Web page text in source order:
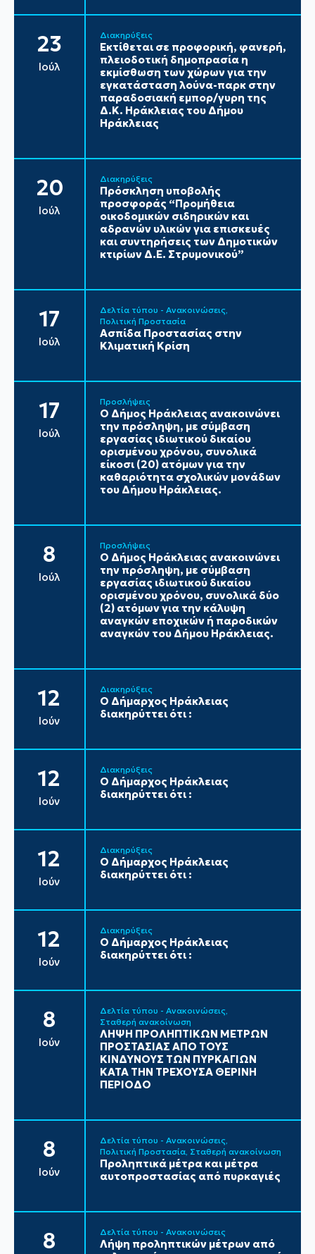
23
Ιούλ
Διακηρύξεις
Εκτίθεται σε προφορική, φανερή,
πλειοδοτική δημοπρασία η
εκμίσθωση των χώρων για την
εγκατάσταση λούνα-παρκ στην
παραδοσιακή εμπορ/γυρη της
Δ.Κ. Ηράκλειας του Δήμου
Ηράκλειας
20
Ιούλ
Διακηρύξεις
Πρόσκληση υποβολής
προσφοράς “Προμήθεια
οικοδομικών σιδηρικών και
αδρανών υλικών για επισκευές
και συντηρήσεις των Δημοτικών
κτιρίων Δ.Ε. Στρυμονικού”
17
Ιούλ
Δελτία τύπου - Ανακοινώσεις
Πολιτική Προστασία
Ασπίδα Προστασίας στην
Κλιματική Κρίση
17
Ιούλ
Προσλήψεις
Ο Δήμος Ηράκλειας ανακοινώνει
την πρόσληψη, με σύμβαση
εργασίας ιδιωτικού δικαίου
ορισμένου χρόνου, συνολικά
είκοσι (20) ατόμων για την
καθαριότητα σχολικών μονάδων
του Δήμου Ηράκλειας.
8
Ιούλ
Προσλήψεις
Ο Δήμος Ηράκλειας ανακοινώνει
την πρόσληψη, με σύμβαση
εργασίας ιδιωτικού δικαίου
ορισμένου χρόνου, συνολικά δύο
(2) ατόμων για την κάλυψη
αναγκών εποχικών ή παροδικών
αναγκών του Δήμου Ηράκλειας.
12
Ιούν
Διακηρύξεις
Ο Δήμαρχος Ηράκλειας
διακηρύττει ότι :
12
Ιούν
Διακηρύξεις
Ο Δήμαρχος Ηράκλειας
διακηρύττει ότι :
12
Ιούν
Διακηρύξεις
Ο Δήμαρχος Ηράκλειας
διακηρύττει ότι :
12
Ιούν
Διακηρύξεις
Ο Δήμαρχος Ηράκλειας
διακηρύττει ότι :
8
Ιούν
Δελτία τύπου - Ανακοινώσεις
Σταθερή ανακοίνωση
ΛΗΨΗ ΠΡΟΛΗΠΤΙΚΩΝ ΜΕΤΡΩΝ
ΠΡΟΣΤΑΣΙΑΣ ΑΠΟ ΤΟΥΣ
ΚΙΝΔΥΝΟΥΣ ΤΩΝ ΠΥΡΚΑΓΙΩΝ
ΚΑΤΑ ΤΗΝ ΤΡΕΧΟΥΣΑ ΘΕΡΙΝΗ
ΠΕΡΙΟΔΟ
8
Ιούν
Δελτία τύπου - Ανακοινώσεις
Πολιτική Προστασία Σταθερή ανακοίνωση
Προληπτικά μέτρα και μέτρα
αυτοπροστασίας από πυρκαγιές
8 Δελτία τύπου - Ανακοινώσεις
Λήψη προληπτικών μέτρων από